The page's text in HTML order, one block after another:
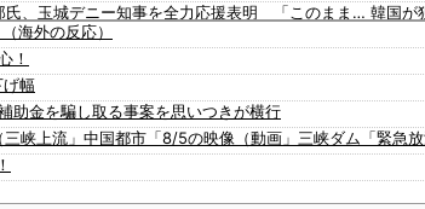
小沢一郎氏、玉城デニー知事を全力応援表明 「このままでは勝てない」中道の態度を批判 玉城氏「小沢氏は政治の師匠」※中道は支援表明せず
海外の反応）
！
げ幅
助金を騙し取る事案を思いつきが横行
峡上流」中国都市「8/5の映像（動画」三峡ダム「緊急